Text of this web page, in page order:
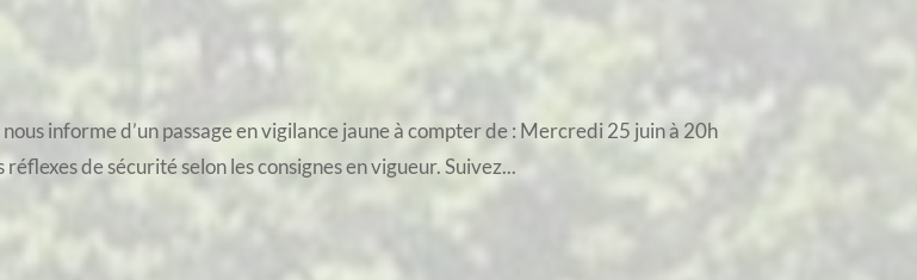
informe d’un passage en vigilance jaune à compter de : Mercredi 25 juin à 20h
de sécurité selon les consignes en vigueur. Suivez...